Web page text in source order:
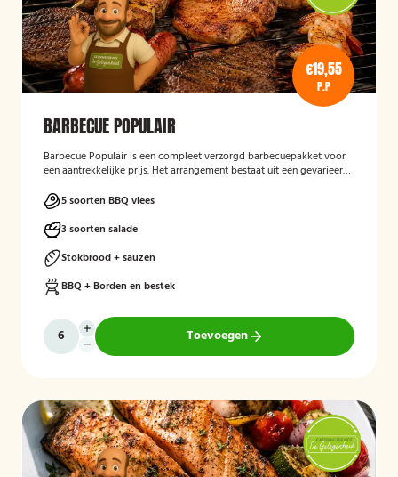
€19,55
P.P
BARBECUE POPULAIR
Barbecue Populair is een compleet verzorgd barbecuepakket voor
een aantrekkelijke prijs. Het arrangement bestaat uit een gevarieerde
stokbrood. Daarnaast worden barbecue, borden en bestek
meegeleverd en weer opgehaald, zodat gasten zorgeloos kunnen
genieten van een gezellige barbecue.
5 soorten BBQ vlees
3 soorten salade
Stokbrood + sauzen
BBQ + Borden en bestek
Toevoegen